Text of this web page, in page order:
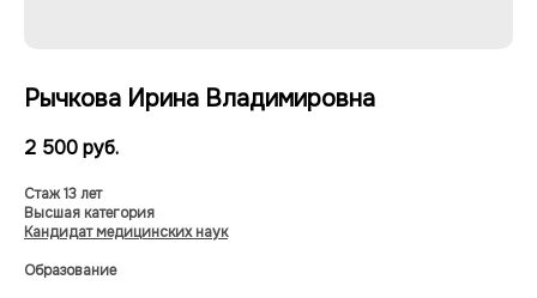
Рычкова Ирина Владимировна
2 500руб.
Стаж 13 лет
Высшая категория
Кандидат медицинских наук
Образование